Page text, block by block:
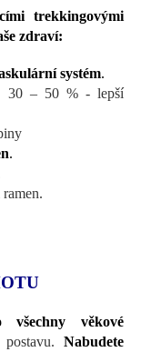
trekkingovými
zdraví:
systém.
30 – 50 % - lepší
.
všechny věkové
Nabudete